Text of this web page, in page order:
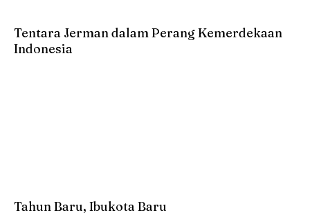
Tentara Jerman dalam Perang Kemerdekaan
Indonesia
Tahun Baru, Ibukota Baru